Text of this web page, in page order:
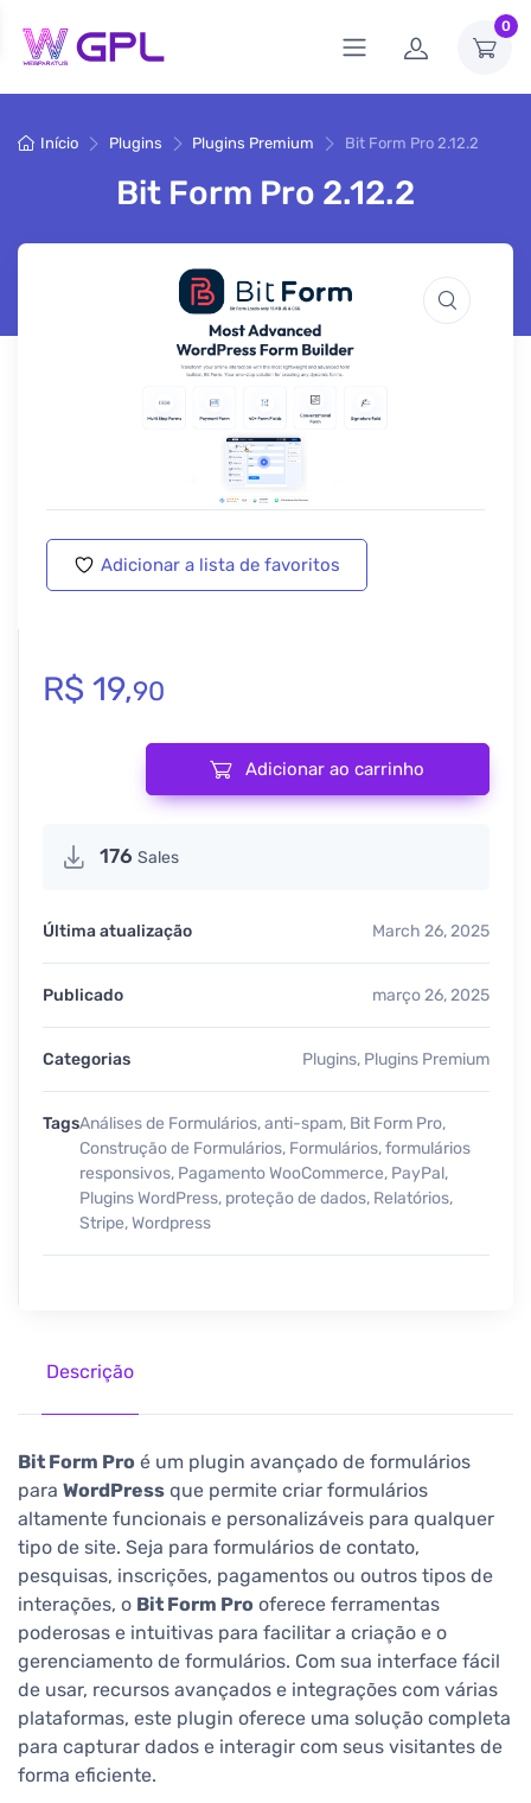
0
Início Plugins Plugins Premium Bit Form Pro 2.12.2
Bit Form Pro 2.12.2
Adicionar a lista de favoritos
R$ 19,90
Bit Form Pro 2.12.2 quantidade
Adicionar ao carrinho
176 Sales
Última atualização March 26, 2025
Publicado março 26, 2025
Categorias Plugins, Plugins Premium
TagsAnálises de Formulários,anti-spam, Bit Form Pro,
Construção de Formulários, Formulários,formulários
responsivos, Pagamento WooCommerce, PayPal,
Plugins WordPress, proteção de dados, Relatórios,
Stripe,Wordpress
Descrição
Bit Form Pro é um plugin avançado de formulários
para WordPress que permite criar formulários
altamente funcionais e personalizáveis para qualquer
tipo de site. Seja para formulários de contato,
pesquisas, inscrições, pagamentos ou outros tipos de
interações, o Bit Form Pro oferece ferramentas
poderosas e intuitivas para facilitar a criação e o
gerenciamento de formulários. Com sua interface fácil
de usar, recursos avançados e integrações com várias
plataformas, este plugin oferece uma solução completa
para capturar dados e interagir com seus visitantes de
forma eficiente.